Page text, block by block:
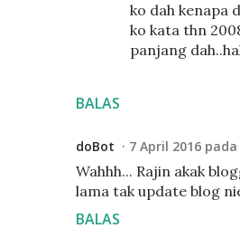
BALAS
ko dah kenapa
ko kata thn
panjang
doBot 7 April 2016 pada
Wahhh... Rajin akak
lama tak update blog
BALAS